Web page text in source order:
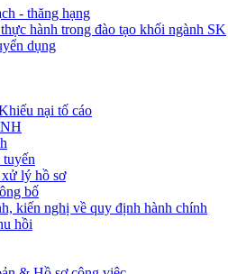
- thăng hạng
hành trong đào tạo khối ngành SK
dụng
nại tố cáo
lý hồ sơ
bố
kiến nghị về quy định hành chính
hồi